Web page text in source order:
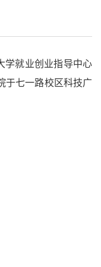
学就业创业指导中心
于七一路校区科技广